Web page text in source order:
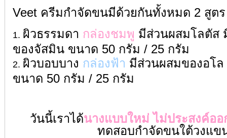
Veet ครีมกำจัดขนมีด้วยกันทั้งหมด 2 สูตร
ผิวธรรมดา กล่องชมพู มีส่วนผสมโลตัส
ของจัสมิน ขนาด 50 กรัม / 25 กรัม
ผิวบอบบาง กล่องฟ้า มีส่วนผสมของอโล
ขนาด 50 กรัม / 25 กรัม
วันนี้เราได้นางแบบใหม่ ไม่ประสงค์อ
ทดสอบกำจัดขนใต้วงแข